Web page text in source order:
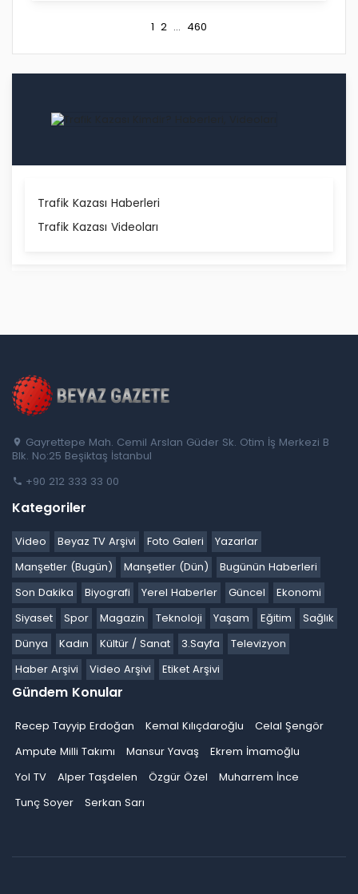
1 2 ... 460
Trafik Kazası Haberleri
Trafik Kazası Videoları
Gayrettepe Mah. Cemil Arslan Güder Sk. Otim İş Merkezi B
Blk. No:25 Beşiktaş İstanbul
+90 212 333 33 00
Kategoriler
Video Beyaz TV Arşivi Foto Galeri
Yazarlar
Manşetler (Bugün)
Manşetler (Dün)
Bugünün Haberleri
Son Dakika
Biyografi Yerel Haberler Güncel
Ekonomi
Siyaset
Spor Magazin Teknoloji Yaşam Eğitim
Sağlık
Dünya
Kadın Kültür / Sanat 3.Sayfa
Televizyon
Haber Arşivi
Video Arşivi Etiket Arşivi
Gündem Konular
Recep Tayyip Erdoğan Kemal Kılıçdaroğlu
Celal Şengör
Ampute Milli Takımı
Mansur Yavaş
Ekrem İmamoğlu
Yol TV
Alper Taşdelen Özgür Özel
Muharrem İnce
Tunç Soyer
Serkan Sarı